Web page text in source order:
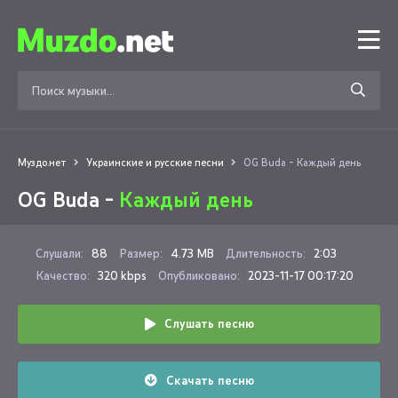
Муздо.нет Украинские и русские песни OG Buda - Каждый день
OG Buda - Каждый день
Слушали: 88 Размер: 4.73 MB Длительность: 2:03
Качество: 320 kbps Опубликовано: 2023-11-17 00:17:20
Слушать песню
Скачать песню